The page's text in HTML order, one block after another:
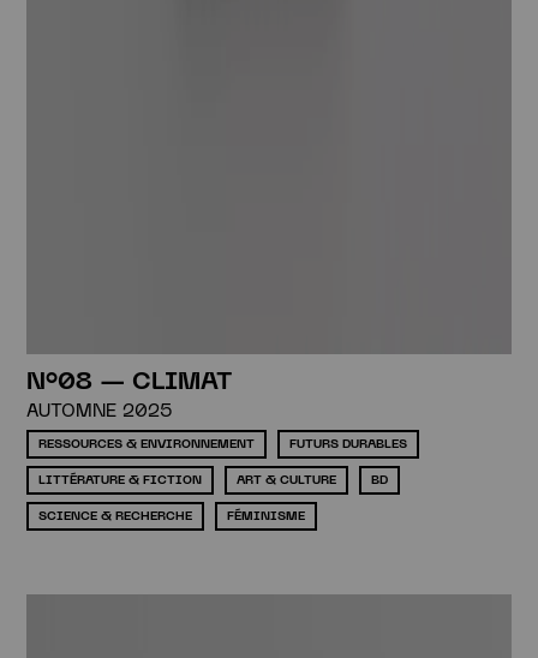
N°08 — CLIMAT
AUTOMNE 2025
RESSOURCES & ENVIRONNEMENT FUTURS DURABLES
LITTÉRATURE & FICTION ART & CULTURE BD
SCIENCE & RECHERCHE FÉMINISME